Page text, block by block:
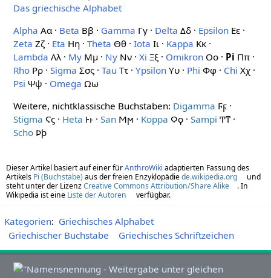
Das griechische Alphabet
Alpha Αα · Beta Ββ · Gamma Γγ · Delta Δδ · EpsilonΕε ·
Zeta Ζζ · Eta Ηη · Theta Θθ · Iota Ιι · Kappa Κκ ·
Lambda Λλ · MyΜμ · NyΝν · Xi Ξξ · OmikronΟο · Pi Ππ ·
RhoΡρ · Sigma Σσς · Tau Ττ · YpsilonΥυ · Phi Φφ · Chi Χχ ·
Psi Ψψ · Omega Ωω
Weitere, nichtklassische Buchstaben: Digamma Ϝϝ ·
Stigma Ϛϛ · Heta Ͱͱ · SanϺϻ · Koppa Ϙϙ · Sampi Ͳͳ ·
SchoϷϸ
Dieser Artikel basiert auf einer fürAnthroWiki adaptierten Fassung des
Artikels Pi (Buchstabe)aus der freien Enzyklopädiede.wikipedia.org
und
steht unter der LizenzCreative Commons Attribution/Share Alike
. In
Wikipedia ist eine Liste der Autoren verfügbar.
Kategorien: Griechisches Alphabet
Griechischer Buchstabe
Griechisches Schriftzeichen